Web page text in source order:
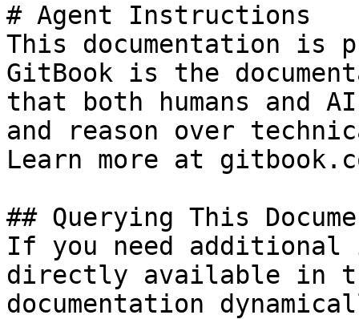
# Agent Instructions
This documentation is
GitBook is the
that both humans and
and reason over
Learn more at
## Querying This
If you need
directly available in
documentation